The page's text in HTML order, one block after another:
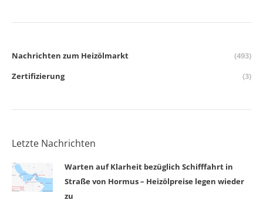
Nachrichten zum Heizölmarkt
(493)
Zertifizierung
(3)
Letzte Nachrichten
Warten auf Klarheit bezüglich Schifffahrt in
Straße von Hormus – Heizölpreise legen wieder
zu